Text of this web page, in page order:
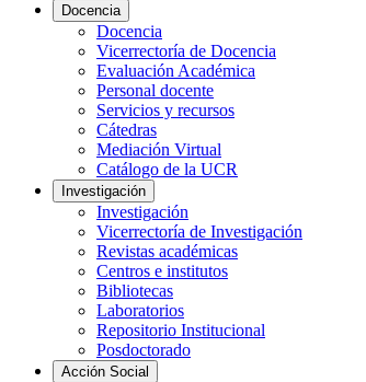
Docencia
Docencia
Vicerrectoría de Docencia
Evaluación Académica
Personal docente
Servicios y recursos
Cátedras
Mediación Virtual
Catálogo de la UCR
Investigación
Investigación
Vicerrectoría de Investigación
Revistas académicas
Centros e institutos
Bibliotecas
Laboratorios
Repositorio Institucional
Posdoctorado
Acción Social